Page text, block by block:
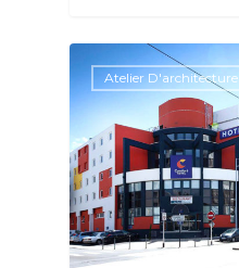
Atelier D'architecture